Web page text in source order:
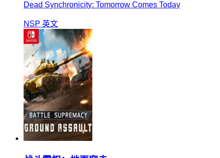
Dead Synchronicity: Tomorrow Comes Today
NSP 英文